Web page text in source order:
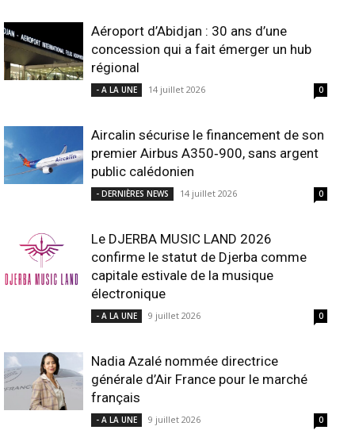
Aéroport d’Abidjan : 30 ans d’une
concession qui a fait émerger un hub
régional
- A LA UNE 14 juillet 2026 0
Aircalin sécurise le financement de son
premier Airbus A350‑900, sans argent
public calédonien
- DERNIÈRES NEWS 14 juillet 2026 0
Le DJERBA MUSIC LAND 2026
confirme le statut de Djerba comme
capitale estivale de la musique
électronique
- A LA UNE 9 juillet 2026 0
Nadia Azalé nommée directrice
générale d’Air France pour le marché
français
- A LA UNE 9 juillet 2026 0